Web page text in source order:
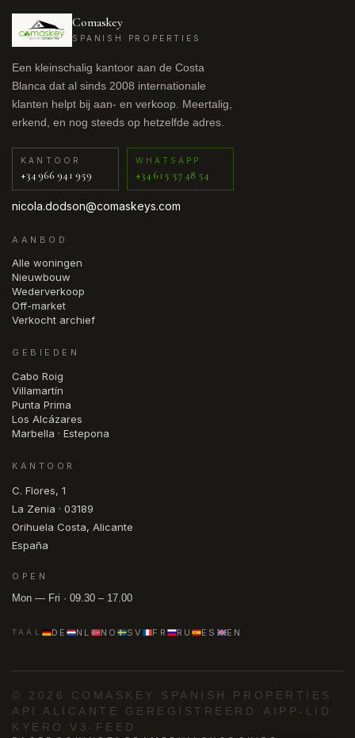
Comaskey
SPANISH PROPERTIES
Een kleinschalig kantoor aan de Costa
Blanca dat al sinds 2008 internationale
klanten helpt bij aan- en verkoop. Meertalig,
erkend, en nog steeds op hetzelfde adres.
KANTOOR
+34 966 941 959
WHATSAPP
+34 615 57 48 54
nicola.dodson@comaskeys.com
AANBOD
Alle woningen
Nieuwbouw
Wederverkoop
Off-market
Verkocht archief
GEBIEDEN
Cabo Roig
Villamartín
Punta Prima
Los Alcázares
Marbella · Estepona
KANTOOR
C. Flores, 1
La Zenia · 03189
Orihuela Costa, Alicante
España
OPEN
Mon — Fri · 09.30 – 17.00
TAAL DE NL NO SV FR RU ES EN
© 2026 COMASKEY SPANISH PROPERTIES
API ALICANTE GEREGISTREERD
AIPP-LID
KYERO V3-FEED